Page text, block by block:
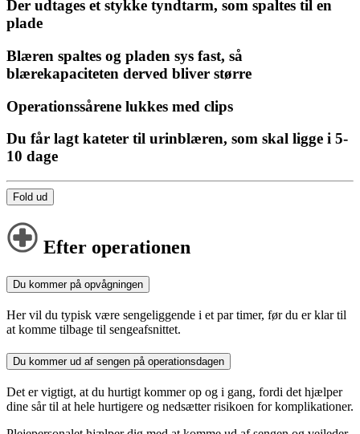
Der udtages et stykke tyndtarm, som spaltes til en
plade
Blæren spaltes og pladen sys fast, så
blærekapaciteten derved bliver større
Operationssårene lukkes med clips
Du får lagt kateter til urinblæren, som skal ligge i 5-
10 dage
Fold ud
Efter operationen
Du kommer på opvågningen
Her vil du typisk være sengeliggende i et par timer, før du er klar til
at komme tilbage til sengeafsnittet.
Du kommer ud af sengen på operationsdagen
Det er vigtigt, at du hurtigt kommer op og i gang, fordi det hjælper
dine sår til at hele hurtigere og nedsætter risikoen for komplikationer.